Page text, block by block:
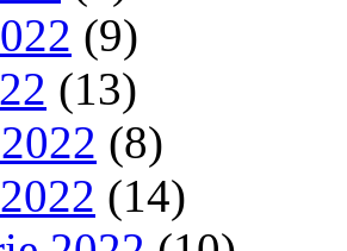
(9)
(13)
(8)
(14)